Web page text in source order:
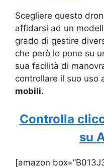
Scegliere questo
affidarsi ad un
grado di gestire
che però lo pone su
sua facilità di
controllare il suo uso
mobili.
Controlla
su
[amazon